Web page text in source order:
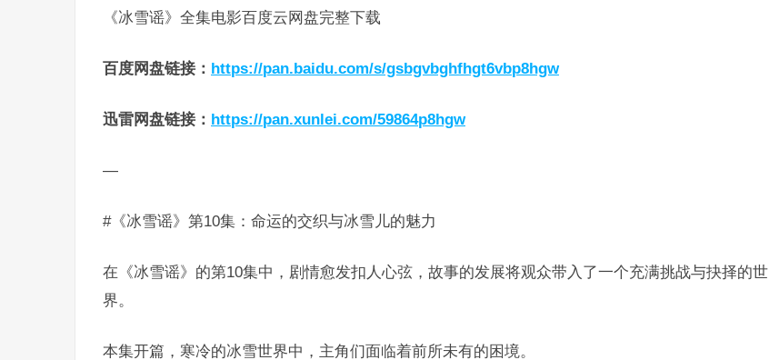
《冰雪谣》全集电影百度云网盘完整下载
百度网盘链接 ： https://pan.baidu.com/s/gsbgvbghfhgt6vbp8hgw
迅雷网盘链接 ： https://pan.xunlei.com/59864p8hgw
—
#《冰雪谣》第10集：命运的交织与冰雪儿的魅力
在《冰雪谣》的第10集中，剧情愈发扣人心弦，故事的发展将观众带入了一个充满挑战与抉择的世
界。
本集开篇，寒冷的冰雪世界中，主角们面临着前所未有的困境。